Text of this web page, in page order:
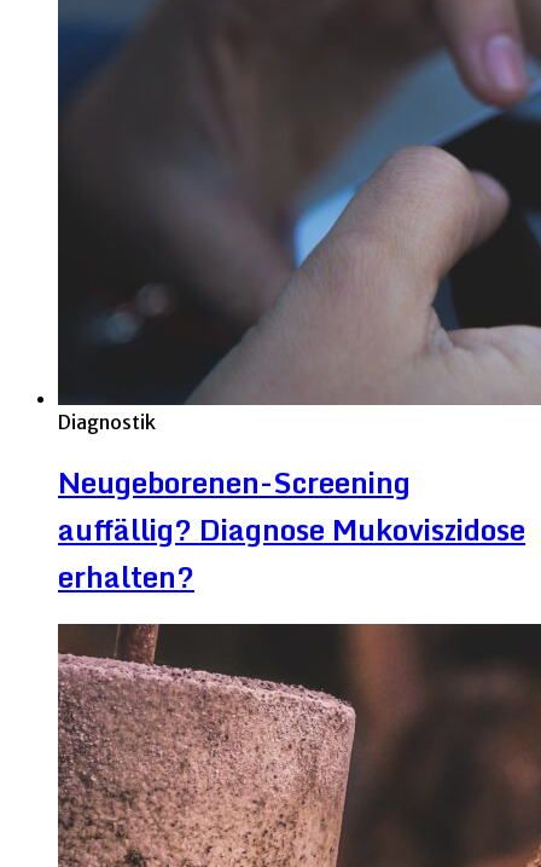
Diagnostik
Neugeborenen-Screening
auffällig? Diagnose Mukoviszidose
erhalten?